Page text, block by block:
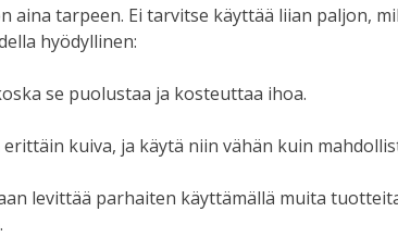
aina tarpeen. Ei tarvitse käyttää liian paljon,
hyödyllinen:
se puolustaa ja kosteuttaa ihoa.
kuiva, ja käytä niin vähän kuin
levittää parhaiten käyttämällä muita